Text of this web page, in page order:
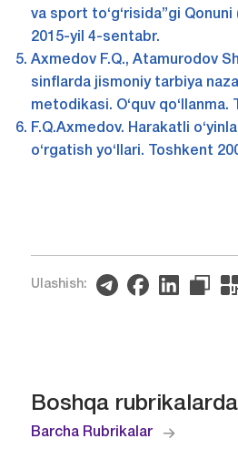
va sport to‘g‘risida”gi Qonuni
2015-yil 4-sentabr.
Axmedov F.Q., Atamurodov
sinflarda jismoniy tarbiya
metodikasi. O‘quv
F.Q.Axmedov. Harakatli
o‘rgatish yo‘llari. Toshkent
Ulashish:
Boshqa
Barcha Rubrikalar